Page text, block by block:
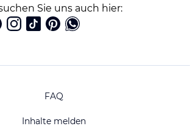
Sie uns auch hier:
FAQ
Inhalte melden